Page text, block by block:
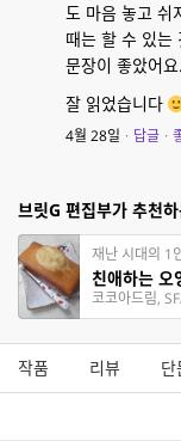
도 마음 놓고 쉬
때는 할 수 있는
문장이 좋았어요.
잘 읽었습니다
4월 28일 · 답글 ·
브릿G 편집부가 추천
재난 시대의 1
친애하는 오
코코아드림,
작품 리뷰 단